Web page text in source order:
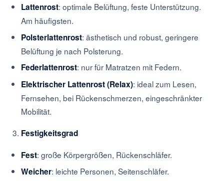
Lattenrost: optimale Belüftung, feste Unterstützung.
Am häufigsten.
Polsterlattenrost: ästhetisch und robust, geringere
Belüftung je nach Polsterung.
Federlattenrost: nur für Matratzen mit Federn.
Elektrischer Lattenrost (Relax): ideal zum Lesen,
Fernsehen, bei Rückenschmerzen, eingeschränkter
Mobilität.
Festigkeitsgrad
Fest: große Körpergrößen, Rückenschläfer.
Weicher: leichte Personen, Seitenschläfer.